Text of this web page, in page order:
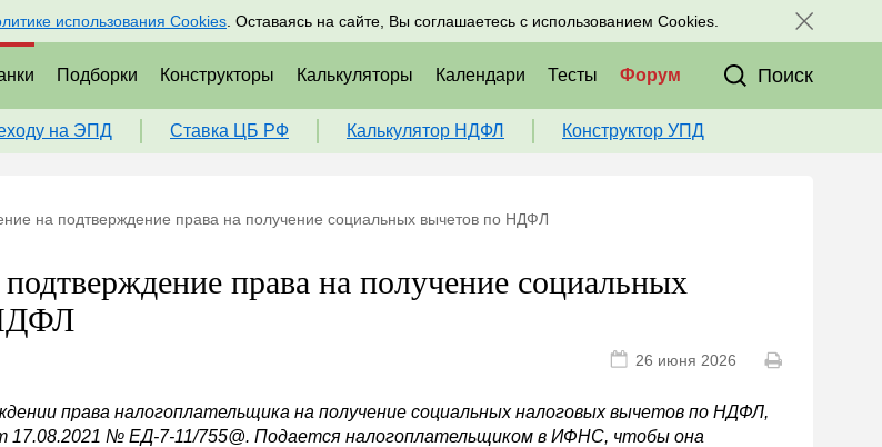
использования Cookies . Оставаясь на сайте, Вы соглашаетесь с использованием Cookies.
Присоединяйтесь к нам в соц. сетях:
Подборки Конструкторы Калькуляторы Календари Тесты Форум Поиск
на ЭПД Ставка ЦБ РФ Калькулятор НДФЛ Конструктор УПД
на подтверждение права на получение социальных вычетов по НДФЛ
подтверждение права на получение социальных
26 июня 2026
права налогоплательщика на получение социальных налоговых вычетов по НДФЛ,
17.08.2021 № ЕД-7-11/755@. Подается налогоплательщиком в ИФНС, чтобы она